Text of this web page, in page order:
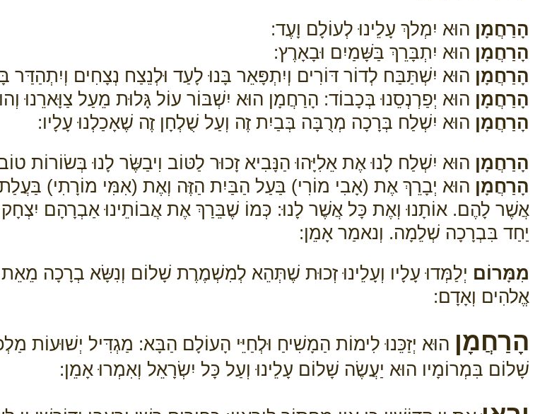
הָרַחֲמָן הוּא יִמְלךְ עָלֵינוּ לְעוֹלָם וָעֶד:
הָרַחֲמָן הוּא יִתְבָּרֵךְ בַּשָּׁמַיִם וּבָאָרֶץ:
הָרַחֲמָן הוּא יִשְׁתַּבַּח לְדוֹר דּוֹרִים וְיִתְפָּאֵר בָּנוּ לָעַד וּלְנֵצַח נְצָחִים וְיִתְהַדַּר
הָרַחֲמָן הוּא יְפַרְנְסֵנוּ בְּכָבוֹד: הָרַחֲמָן הוּא יִשְׁבּוֹר עוֹל גָּלוּת מֵעַל צַוָּארֵנוּ
הָרַחֲמָן הוּא יִשְׁלַח בְּרָכָה מְרֻבָּה בְּבַיִת זֶה וְעַל שֻׁלְחָן זֶה שֶׁאָכַלְנוּ עָלָיו:
הָרַחֲמָן הוּא יִשְׁלַח לָנוּ אֶת אֵלִיָּהוּ הַנָּבִיא זָכוּר לַטּוֹב וִיבַשֶּׂר לָנוּ בְּשׂוֹרוֹת
הָרַחֲמָן הוּא יְבָרֵךְ אֶת (אָבִי מוֹרִי) בַּעַל הַבַּיִת הַזֶּה וְאֶת (אִמִּי מוֹרָתִי)
אֲשֶׁר לָהֶם. אוֹתָנוּ וְאֶת כָּל אֲשֶׁר לָנוּ: כְּמוֹ שֶׁבֵּרַךְ אֶת אֲבוֹתֵינוּ אַבְרָהָם יִצְחָק
יַחַד בִּבְרָכָה שְׁלֵמָה. וְנאמַר אָמֵן:
מִמָּרוֹם יְלַמְּדוּ עָלָיו וְעָלֵינוּ זְכוּת שֶׁתְּהֵא לְמִשְׁמֶרֶת שָׁלוֹם וְנִשָּׂא בְרָכָה מֵאֵת
אֱלהִים וְאָדָם:
הָרַחֲמָן הוּא יְזַכֵּנוּ לִימוֹת הַמָשִׁיחַ וּלְחַיֵּי הָעוֹלָם הַבָּא: מַגְדִּיל יְשׁוּעוֹת
שָׁלוֹם בִּמְרוֹמָיו הוּא יַעֲשֶׂה שָׁלוֹם עָלֵינוּ וְעַל כָּל יִשְׂרָאֵל וְאִמְרוּ אָמֵן: